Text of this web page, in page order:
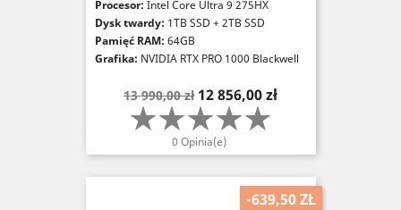
Procesor: Intel Core Ultra 9 275HX
Dysk twardy: 1TB SSD + 2TB SSD
Pamięć RAM: 64GB
Grafika: NVIDIA RTX PRO 1000 Blackwell
Cena
podstawowa
13 990,00 zł Cena
12 856,00 zł
0 Opinia(e)
-639,50 ZŁ